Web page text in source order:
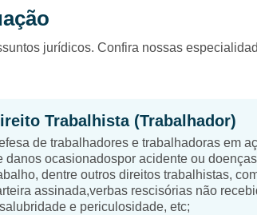
jurídicos. Confira nossas
Trabalhista (Trabalhador)
de trabalhadores e trabalhadoras em
danos ocasionadospor acidente ou
dentre outros direitos trabalhistas,
assinada,verbas rescisórias não
e periculosidade, etc;